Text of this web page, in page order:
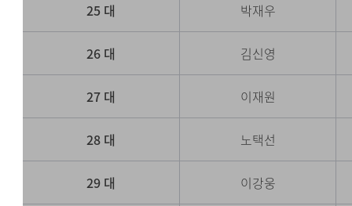
25 대 박재우
26 대 김신영
27 대 이재원
28 대 노택선
29 대 이강웅